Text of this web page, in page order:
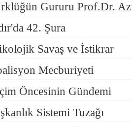
Gururu Prof.Dr.
42. Şura
Savaş ve İstikrar
Mecburiyeti
Öncesinin Gündemi
Sistemi Tuzağı